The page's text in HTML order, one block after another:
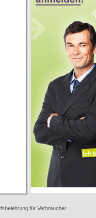
für Verbraucher